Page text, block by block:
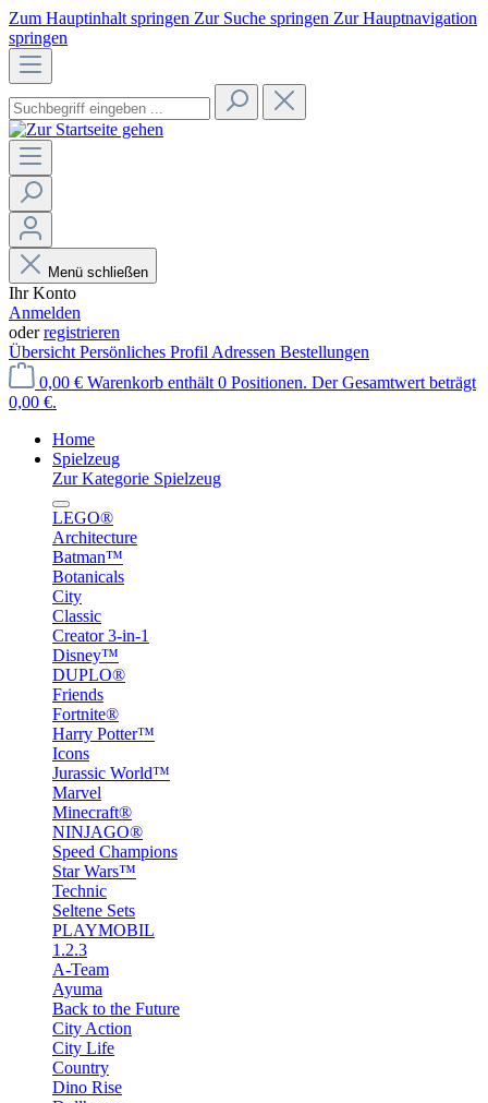
Zum Hauptinhalt springen Zur Suche springen Zur Hauptnavigation
springen
Menü schließen
Ihr Konto
Anmelden
oderregistrieren
Übersicht Persönliches Profil Adressen Bestellungen
0,00 € Warenkorb enthält 0 Positionen. Der Gesamtwert beträgt
0,00 €.
Home
Spielzeug
Zur Kategorie Spielzeug
LEGO®
Architecture
Batman™
Botanicals
City
Classic
Creator 3-in-1
Disney™
DUPLO®
Friends
Fortnite®
Harry Potter™
Icons
Jurassic World™
Marvel
Minecraft®
NINJAGO®
Speed Champions
Star Wars™
Technic
Seltene Sets
PLAYMOBIL
1.2.3
A-Team
Ayuma
Back to the Future
City Action
City Life
Country
Dino Rise